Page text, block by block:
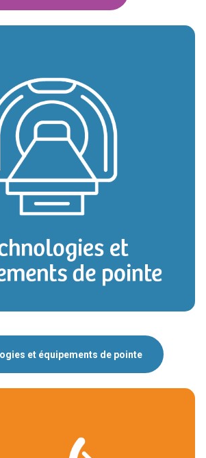
et équipements de pointe